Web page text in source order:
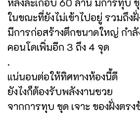
ในขณะที่ยังไม่เข้าไปอยู่ รวมถึง
มีการก่อสร้างตึกขนาดใหญ่ กำลั
คอนโดเพิ่มอีก 3 ถึง 4 จุด
.
แน่นอนต่อให้ทิศทางห้องนี้ดี
ยังไงก็ต้องรับพลังงานซวย
จากการทุบ ขุด เจาะ ของฝั่งตรง